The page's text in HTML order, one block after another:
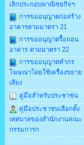
เลิกประกอบพาณิชยกิจฯ
การขออนุญาตก่อสร้าง
อาคารตามมาตรา 21
การขออนุญาตรื้อถอน
อาคาร ตามมาตรา 22
การขออนุญาตทำกร
โฆษณาโดยใช้เครื่องขยาย
เสียง
คู่มือสำหรับประชาชน
คู่มือประชาชนเลือกตั้ง
เทศบาลของสำนักงานคณะ
กรรมการก